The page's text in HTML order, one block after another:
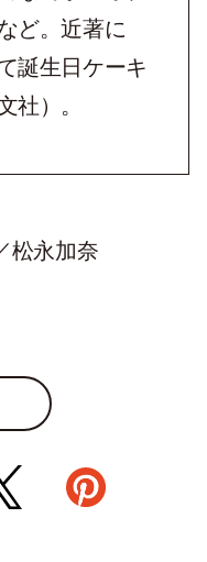
ど。近著に
誕生日ケーキ
社）。
松永加奈